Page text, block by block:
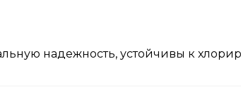
надежность, устойчивы к